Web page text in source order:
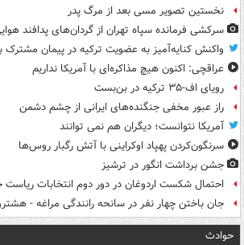
نخستین تصویر مسی بعد از مرگ پدر
سرکشی فرمانده سپاه تهران از گردان‌های پدافند هوایی
واکنش کنایه‌آمیز به عضویت ترکیه در پیمان مشترک
عراقچی: اکنون هیچ مذاکره‌ای با آمریکا نداریم
رویای اف-۳۵ ترکیه در بن‌بست
راز عبور مخفی جنگنده‌های ایرانی از چشم دشمن
آمریکا نتوانست؛ دیگران هم نمی توانند
سرنگون‌کردن پهپاد اوکراینی با آتش رگبار روس‌ها
جشن برداشت انگور در ترشیز
احتمال شکست اردوغان در دور دوم انتخابات ریاست
جان باختن چهار نفر در سانحه رانندگی مراغه -
حوادث